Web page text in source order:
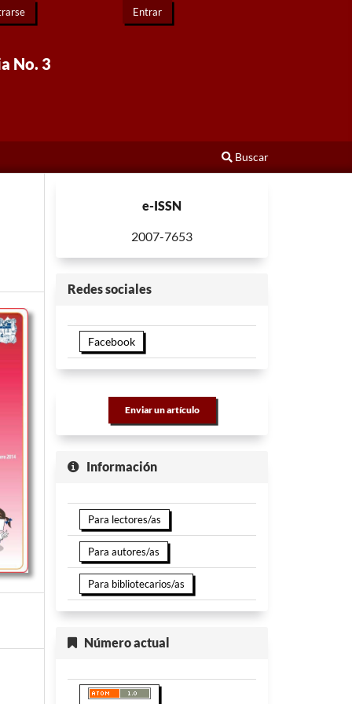
No. 3
Buscar
Entrar
e-ISSN
2007-7653
Redes sociales
Facebook
Enviar un artículo
Información
Para lectores/as
Para autores/as
Para bibliotecarios/as
Número actual